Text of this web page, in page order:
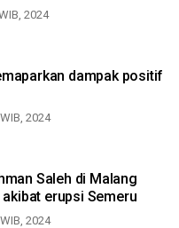
2024
dampak positif
2024
Saleh di Malang
erupsi Semeru
2024